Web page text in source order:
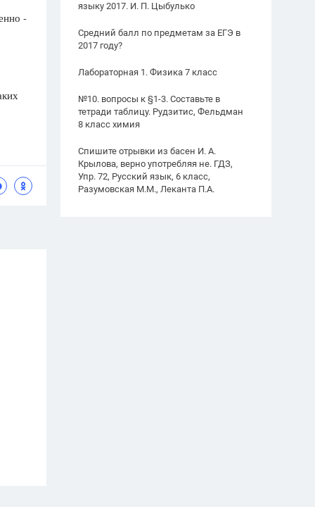
языку 2017. И. П. Цыбулько
Средний балл по предметам за ЕГЭ в
2017 году?
Лабораторная 1. Физика 7 класс
№10. вопросы к §1-3. Составьте в
тетради таблицу. Рудзитис, Фельдман
8 класс химия
Спишите отрывки из басен И. А.
Крылова, верно употребляя не. ГДЗ,
Упр. 72, Русский язык, 6 класс,
Разумовская М.М., Леканта П.А.
-